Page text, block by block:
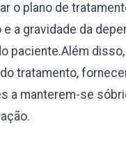
o plano de
a gravidade da
paciente.Além
tratamento,
a manterem-se